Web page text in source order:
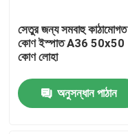
কারখানা ভ্রমণ
মান নিয়ন্ত্রণ
সেতুর জন্য সমবাহু কাঠামোগত
কোণ ইস্পাত A36 50x50
কোণ লোহা
অনুসন্ধান পাঠান